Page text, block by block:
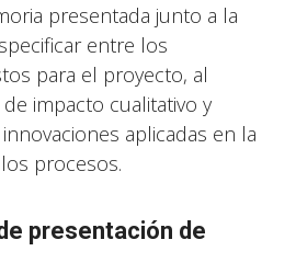
presentada junto a la
entre los
para el proyecto, al
impacto cualitativo y
aplicadas en la
procesos.
presentación de